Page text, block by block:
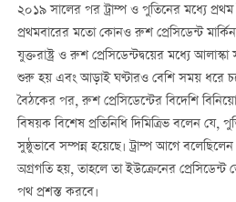
২০১৯ সালের পর ট্রাম্প ও পুতিনের মধ্যে
প্রথমবারের মতো কোনও রুশ প্রেসিডেন্ট
যুক্তরাষ্ট্র ও রুশ প্রেসিডেন্টদ্বয়ের মধ্যে
শুরু হয় এবং আড়াই ঘণ্টারও বেশি সময় ধরে
বৈঠকের পর, রুশ প্রেসিডেন্টের বিদেশি
বিষয়ক বিশেষ প্রতিনিধি দিমিত্রিভ বলেন যে,
সুষ্ঠুভাবে সম্পন্ন হয়েছে। ট্রাম্প আগে
অগ্রগতি হয়, তাহলে তা ইউক্রেনের প্রেসিডেন্ট
পথ প্রশস্ত করবে।